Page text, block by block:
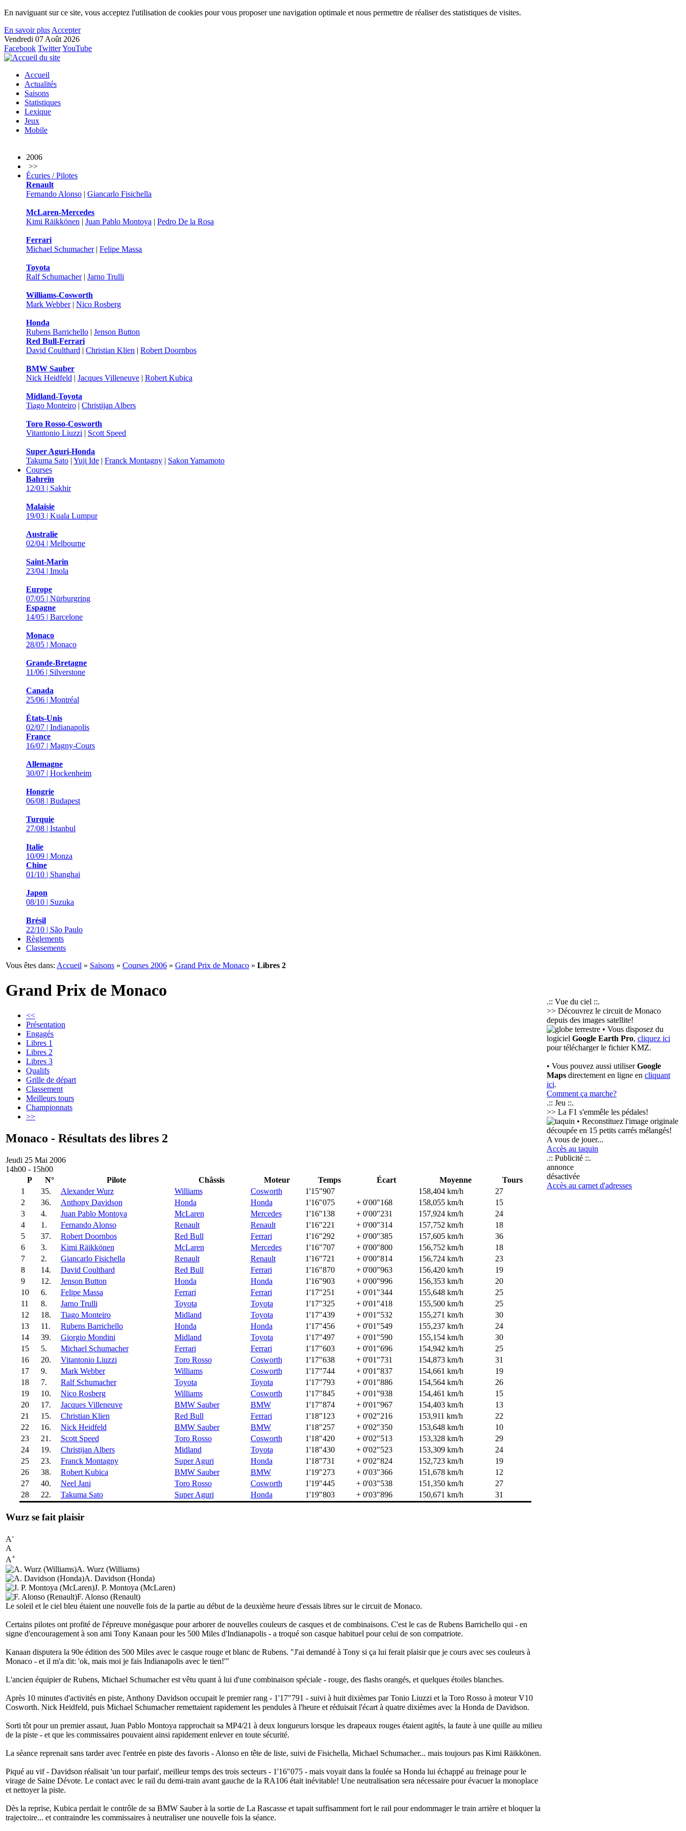
En naviguant sur ce site, vous acceptez l'utilisation de cookies pour vous proposer une navigation optimale et nous permettre de réaliser des statistiques de visites.
En savoir plus Accepter
Vendredi 07 Août 2026
Facebook TwitterYouTube
Accueil
Actualités
Saisons
Statistiques
Lexique
Jeux
Mobile
2006
>>
Écuries / Pilotes
Renault
Fernando Alonso | Giancarlo Fisichella
McLaren-Mercedes
Kimi Räikkönen | Juan Pablo Montoya | Pedro De la Rosa
Ferrari
Michael Schumacher| Felipe Massa
Toyota
Ralf Schumacher| Jarno Trulli
Williams-Cosworth
Mark Webber| Nico Rosberg
Honda
Rubens Barrichello | Jenson Button
Red Bull-Ferrari
David Coulthard | Christian Klien | Robert Doornbos
BMW Sauber
Nick Heidfeld | Jacques Villeneuve | Robert Kubica
Midland-Toyota
Tiago Monteiro | Christijan Albers
Toro Rosso-Cosworth
Vitantonio Liuzzi | Scott Speed
Super Aguri-Honda
Takuma Sato | Yuji Ide | Franck Montagny | Sakon Yamamoto
Courses
Bahreïn
12/03 | Sakhir
Malaisie
19/03 | Kuala Lumpur
Australie
02/04 | Melbourne
Saint-Marin
23/04 | Imola
Europe
07/05 | Nürburgring
Espagne
14/05 | Barcelone
Monaco
28/05 | Monaco
Grande-Bretagne
11/06 | Silverstone
Canada
25/06 | Montréal
États-Unis
02/07 | Indianapolis
France
16/07 | Magny-Cours
Allemagne
30/07 | Hockenheim
Hongrie
06/08 | Budapest
Turquie
27/08 | Istanbul
Italie
10/09 | Monza
Chine
01/10 | Shanghai
Japon
08/10 | Suzuka
Brésil
22/10 | São Paulo
Règlements
Classements
Vous êtes dans: Accueil » Saisons » Courses 2006 » Grand Prix de Monaco » Libres 2
Grand Prix de Monaco
<<
Présentation
Engagés
Libres 1
Libres 2
Libres 3
Qualifs
Grille de départ
Classement
Meilleurs tours
Championnats
>>
Monaco - Résultats des libres 2
Jeudi 25 Mai 2006
14h00 - 15h00
P
N° Pilote Châssis Moteur Temps Écart Moyenne
Tours
1
35. Alexander Wurz Williams Cosworth 1'15"907 158,404 km/h
27
2
36. Anthony Davidson Honda Honda 1'16"075 + 0'00"168 158,055 km/h
15
3
4. Juan Pablo Montoya McLaren Mercedes 1'16"138 + 0'00"231 157,924 km/h
24
4
1. Fernando Alonso Renault Renault 1'16"221 + 0'00"314 157,752 km/h
18
5
37. Robert Doornbos Red Bull Ferrari 1'16"292 + 0'00"385 157,605 km/h
36
6
3. Kimi Räikkönen McLaren Mercedes 1'16"707 + 0'00"800 156,752 km/h
18
7
2. Giancarlo Fisichella Renault Renault 1'16"721 + 0'00"814 156,724 km/h
23
8
14. David Coulthard Red Bull Ferrari 1'16"870 + 0'00"963 156,420 km/h
19
9
12. Jenson Button Honda Honda 1'16"903 + 0'00"996 156,353 km/h
20
10
6. Felipe Massa Ferrari Ferrari 1'17"251 + 0'01"344 155,648 km/h
25
11
8. Jarno Trulli Toyota Toyota 1'17"325 + 0'01"418 155,500 km/h
25
12
18. Tiago Monteiro Midland Toyota 1'17"439 + 0'01"532 155,271 km/h
30
13
11. Rubens Barrichello Honda Honda 1'17"456 + 0'01"549 155,237 km/h
24
14
39. Giorgio Mondini Midland Toyota 1'17"497 + 0'01"590 155,154 km/h
30
15
5. Michael Schumacher Ferrari Ferrari 1'17"603 + 0'01"696 154,942 km/h
25
16
20. Vitantonio Liuzzi Toro Rosso Cosworth 1'17"638 + 0'01"731 154,873 km/h
31
17
9. Mark Webber Williams Cosworth 1'17"744 + 0'01"837 154,661 km/h
19
18
7. Ralf Schumacher Toyota Toyota 1'17"793 + 0'01"886 154,564 km/h
26
19
10. Nico Rosberg Williams Cosworth 1'17"845 + 0'01"938 154,461 km/h
15
20
17. Jacques Villeneuve BMW Sauber BMW 1'17"874 + 0'01"967 154,403 km/h
13
21
15. Christian Klien Red Bull Ferrari 1'18"123 + 0'02"216 153,911 km/h
22
22
16. Nick Heidfeld BMW Sauber BMW 1'18"257 + 0'02"350 153,648 km/h
10
23
21. Scott Speed Toro Rosso Cosworth 1'18"420 + 0'02"513 153,328 km/h
29
24
19. Christijan Albers Midland Toyota 1'18"430 + 0'02"523 153,309 km/h
24
25
23. Franck Montagny Super Aguri Honda 1'18"731 + 0'02"824 152,723 km/h
19
26
38. Robert Kubica BMW Sauber BMW 1'19"273 + 0'03"366 151,678 km/h
12
27
40. Neel Jani Toro Rosso Cosworth 1'19"445 + 0'03"538 151,350 km/h
27
28
22. Takuma Sato Super Aguri Honda 1'19"803 + 0'03"896 150,671 km/h 31
Wurz se fait plaisir
A-
A
A+
A. Wurz (Williams)
A. Davidson (Honda)
J. P. Montoya (McLaren)
F. Alonso (Renault)
Le soleil et le ciel bleu étaient une nouvelle fois de la partie au début de la deuxième heure d'essais libres sur le circuit de Monaco.
Certains pilotes ont profité de l'épreuve monégasque pour arborer de nouvelles couleurs de casques et de combinaisons. C'est le cas de Rubens Barrichello qui - en
signe d'encouragement à son ami Tony Kanaan pour les 500 Miles d'Indianapolis - a troqué son casque habituel pour celui de son compatriote.
Kanaan disputera la 90e édition des 500 Miles avec le casque rouge et blanc de Rubens. "J'ai demandé à Tony si ça lui ferait plaisir que je cours avec ses couleurs à
Monaco - et il m'a dit: 'ok, mais moi je fais Indianapolis avec le tien!'"
L'ancien équipier de Rubens, Michael Schumacher est vêtu quant à lui d'une combinaison spéciale - rouge, des flashs orangés, et quelques étoiles blanches.
Après 10 minutes d'activités en piste, Anthony Davidson occupait le premier rang - 1'17"791 - suivi à huit dixièmes par Tonio Liuzzi et la Toro Rosso à moteur V10
Cosworth. Nick Heidfeld, puis Michael Schumacher remettaient rapidement les pendules à l'heure et réduisait l'écart à quatre dixièmes avec la Honda de Davidson.
Sorti tôt pour un premier assaut, Juan Pablo Montoya rapprochait sa MP4/21 à deux longueurs lorsque les drapeaux rouges étaient agités, la faute à une quille au milieu
de la piste - et que les commissaires pouvaient ainsi rapidement enlever en toute sécurité.
La séance reprenait sans tarder avec l'entrée en piste des favoris - Alonso en tête de liste, suivi de Fisichella, Michael Schumacher... mais toujours pas Kimi Räikkönen.
Piqué au vif - Davidson réalisait 'un tour parfait', meilleur temps des trois secteurs - 1'16"075 - mais voyait dans la foulée sa Honda lui échappé au freinage pour le
virage de Saine Dévote. Le contact avec le rail du demi-train avant gauche de la RA106 était inévitable! Une neutralisation sera nécessaire pour évacuer la monoplace
et nettoyer la piste.
Dès la reprise, Kubica perdait le contrôle de sa BMW Sauber à la sortie de La Rascasse et tapait suffisamment fort le rail pour endommager le train arrière et bloquer la
trajectoire... et contraindre les commissaires à neutraliser une nouvelle fois la séance.
.:: Vue du ciel ::.
>> Découvrez le circuit de Monaco
depuis des images satellite!
• Vous disposez du
logiciel Google Earth Pro, cliquez ici
pour télécharger le fichier KMZ.
• Vous pouvez aussi utiliserGoogle
Maps directement en ligne en cliquant
ici.
Comment ça marche?
.:: Jeu ::.
>> La F1 s'emmêle les pédales!
• Reconstituez l'image originale
découpée en 15 petits carrés mélangés!
A vous de jouer...
Accès au taquin
.:: Publicité ::.
annonce
désactivée
Accès au carnet d'adresses